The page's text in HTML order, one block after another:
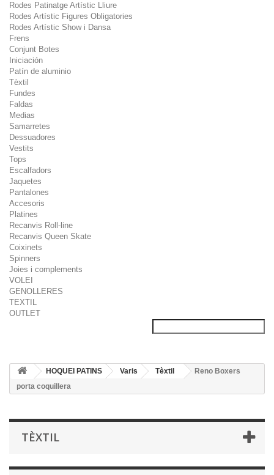
Rodes Patinatge Artístic Lliure
Rodes Artístic Figures Obligatories
Rodes Artístic Show i Dansa
Frens
Conjunt Botes
Iniciación
Patín de aluminio
Tèxtil
Fundes
Faldas
Medias
Samarretes
Dessuadores
Vestits
Tops
Escalfadors
Jaquetes
Pantalones
Accesoris
Platines
Recanvis Roll-line
Recanvis Queen Skate
Coixinets
Spinners
Joies i complements
VOLEI
GENOLLERES
TEXTIL
OUTLET
HOQUEI PATINS Varis Tèxtil
Reno Boxers
porta coquillera
TÈXTIL